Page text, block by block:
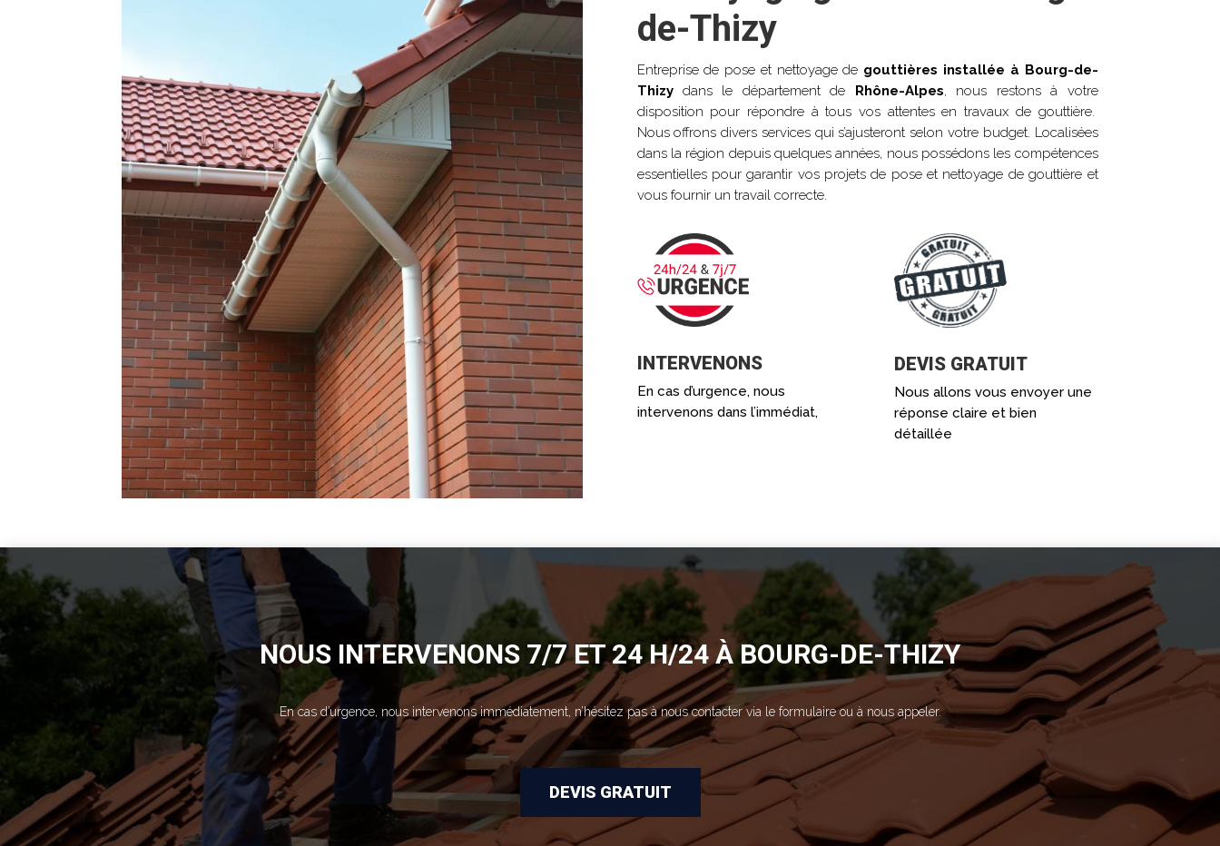
de-Thizy
Entreprise de pose et nettoyage de gouttières installée à Bourg-de-
Thizydans le département de Rhône-Alpes, nous restons à votre
disposition pour répondre à tous vos attentes en travaux de gouttière.
Nous offrons divers services qui s’ajusteront selon votre budget. Localisées
dans la région depuis quelques années, nous possédons les compétences
essentielles pour garantir vos projets de pose et nettoyage de gouttière et
vous fournir un travail correcte.
INTERVENONS
En cas d’urgence, nous
intervenons dans l’immédiat,
DEVIS GRATUIT
Nous allons vous envoyer une
réponse claire et bien
détaillée
NOUS INTERVENONS 7/7 ET 24 H/24 À BOURG-DE-THIZY
En cas d’urgence, nous intervenons immédiatement, n’hésitez pas à nous contacter via le formulaire ou à nous appeler.
DEVIS GRATUIT